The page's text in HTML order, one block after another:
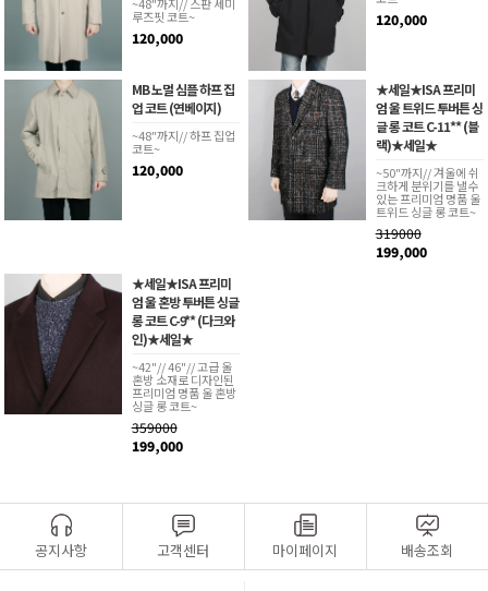
루즈핏 코트~
120,000
120,000
MB 노멀 심플 하프 집
업 코트 (연베이지)
~48"까지// 하프 집업
코트~
120,000
★세일★ISA 프리미
엄 울 트위드 투버튼 싱
글 롱 코트 C-11** (블
랙)★세일★
~50"까지// 겨울에 쉬
크하게 분위기를 낼수
있는 프리미엄 명품 울
트위드 싱글 롱 코트~
319000
199,000
★세일★ISA 프리미
엄 울 혼방 투버튼 싱글
롱 코트 C-9** (다크와
인)★세일★
~42"// 46"// 고급 울
혼방 소재로 디자인된
프리미엄 명품 울 혼방
싱글 롱 코트~
359000
199,000
공지사항 고객센터 마이페이지 배송조회